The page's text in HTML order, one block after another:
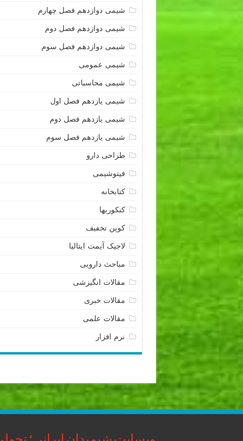
شیمی دوازدهم فصل چهارم
شیمی دوازدهم فصل دوم
شیمی دوازدهم فصل سوم
شیمی عمومی
شیمی محاسباتی
شیمی یازدهم فصل اول
شیمی یازدهم فصل دوم
شیمی یازدهم فصل سوم
طراحی دارو
فیتوشیمی
کتابخانه
کنکوریها
کوپن تخفیف
لاجیک آیمت ایتالیا
مباحث دارویی
مقالات انگیزشی
مقالات خبری
مقالات علمی
نرم افزار